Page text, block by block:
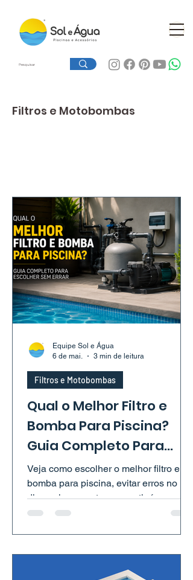
Filtros e Motobombas
Qual o Melhor Filtro e
Bomba Para Piscina?
Guia Completo Para
Escolher Certo
Veja como escolher o melhor filtro e
bomba para piscina, evitar erros no
dimensionamento e garantir água
limpa com mais economia e menos
Filtros e Motobombas
Equipe Sol e Água
6 de mai.
3 min de leitura